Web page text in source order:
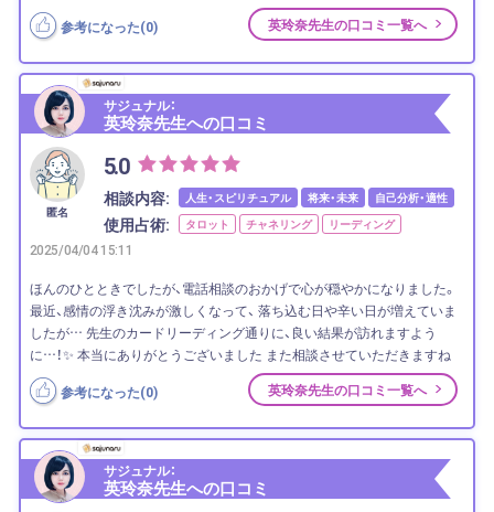
参考になった(0) 英玲奈先生の口コミ一覧へ
サジュナル：
英玲奈先生への口コミ
匿名
5.0
相談内容: 人生・スピリチュアル 将来・未来 自己分析・適性
使用占術: タロット チャネリング リーディング
2025/04/04 15:11
ほんのひとときでしたが、電話相談のおかげで心が穏やかになりました。
最近、感情の浮き沈みが激しくなって、 落ち込む日や辛い日が増えていま
したが… 先生のカードリーディング通りに、良い結果が訪れますよう
に…！✨ 本当にありがとうございました また相談させていただきますね
参考になった(0) 英玲奈先生の口コミ一覧へ
サジュナル：
英玲奈先生への口コミ